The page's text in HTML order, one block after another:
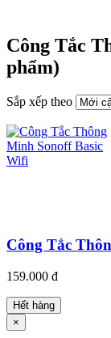
Công Tắc
phẩm)
Sắp xếp theo
Công Tắc
159.000 đ
Hết hàng
×